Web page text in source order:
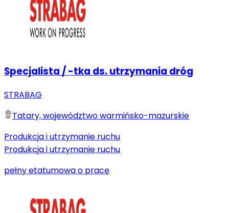
Specjalista / -tka ds. utrzymania dróg
STRABAG
Tatary, województwo warmińsko-mazurskie
Produkcja i utrzymanie ruchu
Produkcja i utrzymanie ruchu
pełny etatumowa o pracę